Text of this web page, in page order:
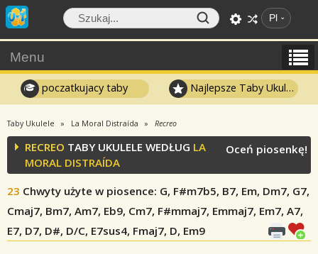
Pl
Menu
poczatkujacy taby Najlepsze Taby Ukulele
Taby Ukulele La Moral Distraída Recreo
RECREO TABY UKULELE WEDŁUG LA
MORAL DISTRAÍDA
23 Chwyty użyte w piosence: G, F#m7b5, B7, Em, Dm7, G7,
Cmaj7, Bm7, Am7, Eb9, Cm7, F#mmaj7, Emmaj7, Em7, A7,
E7, D7, D#, D/C, E7sus4, Fmaj7, D, Em9
Oceń piosenkę!